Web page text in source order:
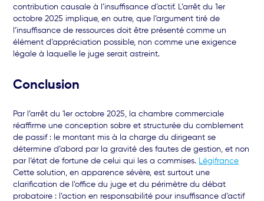
contribution causale à l’insuffisance d’actif. L’arrêt du 1er
octobre 2025 implique, en outre, que l’argument tiré de
l’insuffisance de ressources doit être présenté comme un
élément d’appréciation possible, non comme une exigence
légale à laquelle le juge serait astreint.
Conclusion
Par l’arrêt du 1er octobre 2025, la chambre commerciale
réaffirme une conception sobre et structurée du comblement
de passif : le montant mis à la charge du dirigeant se
détermine d’abord par la gravité des fautes de gestion, et non
par l’état de fortune de celui qui les a commises.
Légifrance
Cette solution, en apparence sévère, est surtout une
clarification de l’office du juge et du périmètre du débat
probatoire : l’action en responsabilité pour insuffisance d’actif